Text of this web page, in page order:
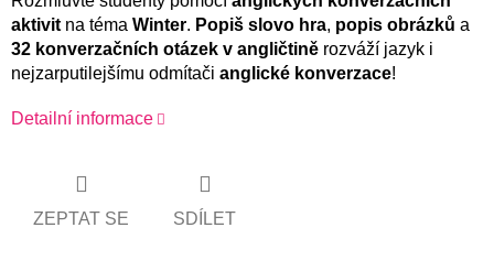
aktivit na téma Winter. Popiš slovo hra, popis obrázků a
32 konverzačních otázek v angličtině rozváží jazyk i
nejzarputilejšímu odmítači anglické konverzace!
Detailní informace
ZEPTAT SE SDÍLET